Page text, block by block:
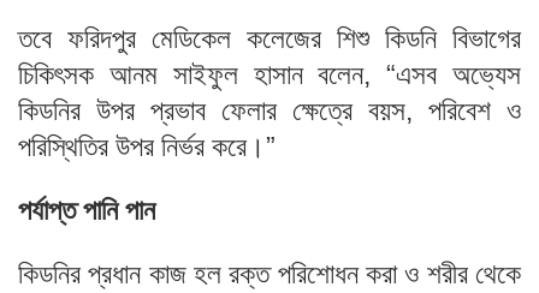
তবে ফরিদপুর মেডিকেল কলেজের শিশু কিডনি বিভাগের
চিকিৎসক আনম সাইফুল হাসান বলেন, “এসব অভ্যেস
কিডনির উপর প্রভাব ফেলার ক্ষেত্রে বয়স, পরিবেশ ও
পরিস্থিতির উপর নির্ভর করে।”
পর্যাপ্ত পানি পান
কিডনির প্রধান কাজ হল রক্ত পরিশোধন করা ও শরীর থেকে